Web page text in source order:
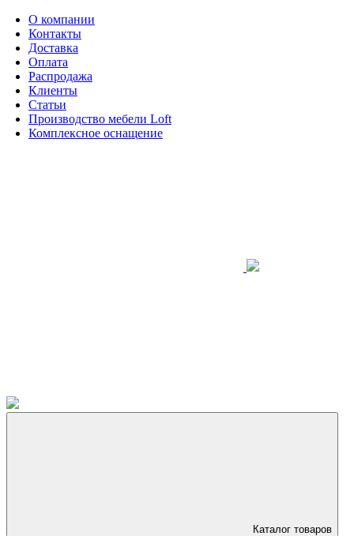
О компании
Контакты
Доставка
Оплата
Распродажа
Клиенты
Статьи
Производство мебели Loft
Комплексное оснащение
Каталог товаров